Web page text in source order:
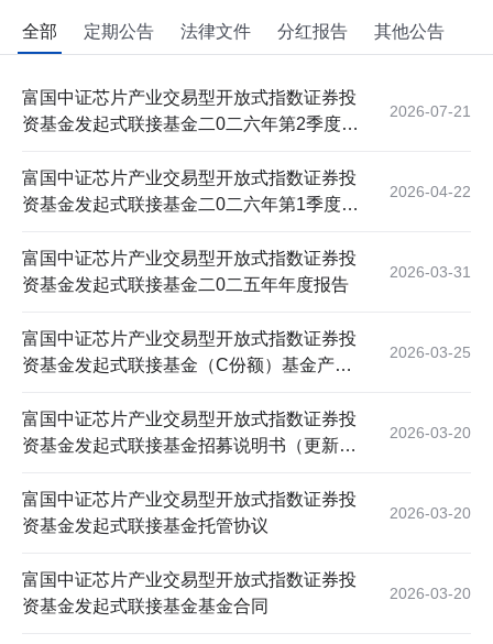
全部 定期公告 法律文件 分红报告 其他公告
富国中证芯片产业交易型开放式指数证券投
资基金发起式联接基金二0二六年第2季度报
2026-07-21
富国中证芯片产业交易型开放式指数证券投
资基金发起式联接基金二0二六年第1季度报
2026-04-22
富国中证芯片产业交易型开放式指数证券投
资基金发起式联接基金二0二五年年度报告
2026-03-31
富国中证芯片产业交易型开放式指数证券投
资基金发起式联接基金（C份额）基金产品
2026-03-25
富国中证芯片产业交易型开放式指数证券投
资基金发起式联接基金招募说明书（更新）
2026-03-20
富国中证芯片产业交易型开放式指数证券投
资基金发起式联接基金托管协议
2026-03-20
富国中证芯片产业交易型开放式指数证券投
资基金发起式联接基金基金合同
2026-03-20